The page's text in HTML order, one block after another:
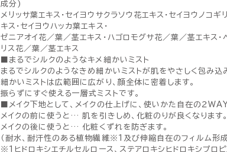
成分)
メリッサ葉エキス・セイヨウサクラソウ花エキス・セイヨウノコ
キス・セイヨウハッカ葉エキス・
ゼニアオイ花／葉／茎エキス・ハゴロモグサ花／葉／茎エキス・
リス花／葉／茎エキス
■まるでシルクのようなキメ細かいミスト
まるでシルクのようなきめ細かいミストが肌をやさしく包み込
細かいミストは広範囲に広がり、顔全体に密着します。
振らずにすぐ使える一層式ミストです。
■メイク下地として、メイクの仕上げに、使いかた自在の２
メイクの前に使うと… 肌を引きしめ、化粧のりが良くなります。
メイクの後に使うと… 化粧くずれを防ぎます。
（耐水、耐汗性のある植物繊維※1及び伸縮自在のフィルム形
※1ヒドロキシエチルセルロース、ステアロキシヒドロキシプロ